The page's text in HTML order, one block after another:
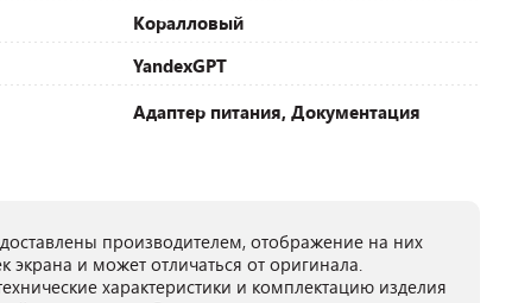
Коралловый
YandexGPT
Адаптер питания, Документация
производителем, отображение на них
экрана и может отличаться от оригинала.
характеристики и комплектацию изделия